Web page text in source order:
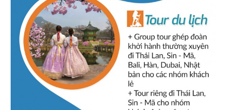
Tôi hài lòng về dịch vụ của công ty, hướng dẫn viên
tốt,nhiệt tình. Năm sau sẽ tiếp tục chuyến du lịch do Đà Nẵng
Xanh tổ chức.
Hà Ngọc Thủy-Ngày gửi: 10/09/2016
Tour tổ chức rất tốt, giá tour hợp lý, hướng dẫn viên
nhiệt tình, vui vẻ. Tôi rất thích chuyến đi này.